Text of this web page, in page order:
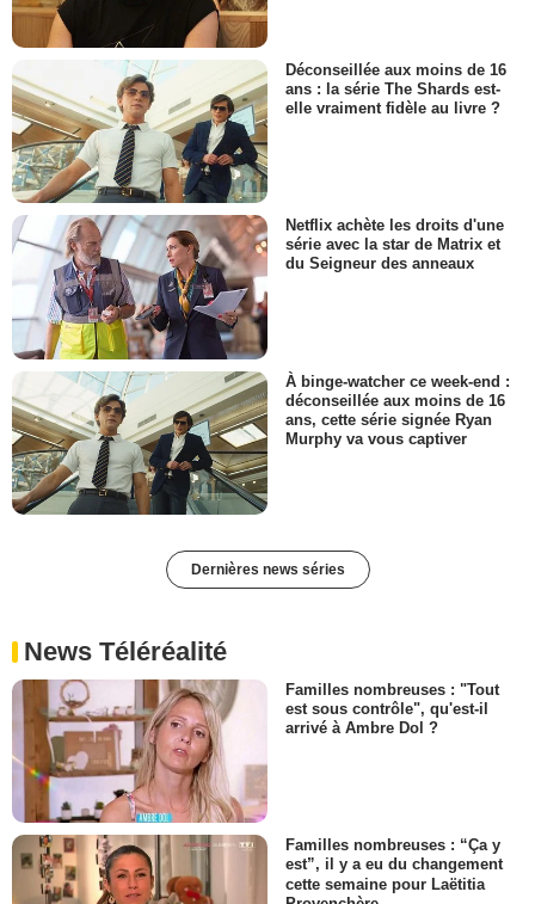
Déconseillée aux moins de 16
ans : la série The Shards est-
elle vraiment fidèle au livre ?
Netflix achète les droits d'une
série avec la star de Matrix et
du Seigneur des anneaux
À binge-watcher ce week-end :
déconseillée aux moins de 16
ans, cette série signée Ryan
Murphy va vous captiver
Dernières news séries
News Téléréalité
Familles nombreuses : "Tout
est sous contrôle", qu'est-il
arrivé à Ambre Dol ?
Familles nombreuses : “Ça y
est”, il y a eu du changement
cette semaine pour Laëtitia